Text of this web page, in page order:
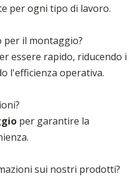
per ogni tipo di lavoro.
per il montaggio?
essere rapido, riducendo i
l'efficienza operativa.
per garantire la
sui nostri prodotti?